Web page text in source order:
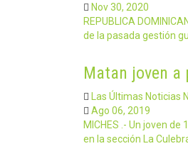
Nov 30, 2020
REPUBLICA
de la pasada gestión
Matan joven a
Las Últimas Noticias
Ago 06, 2019
MICHES .- Un joven
en la sección La